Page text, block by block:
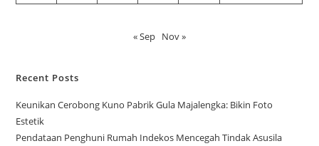
« Sep Nov »
Recent Posts
Keunikan Cerobong Kuno Pabrik Gula Majalengka: Bikin Foto
Estetik
Pendataan Penghuni Rumah Indekos Mencegah Tindak Asusila